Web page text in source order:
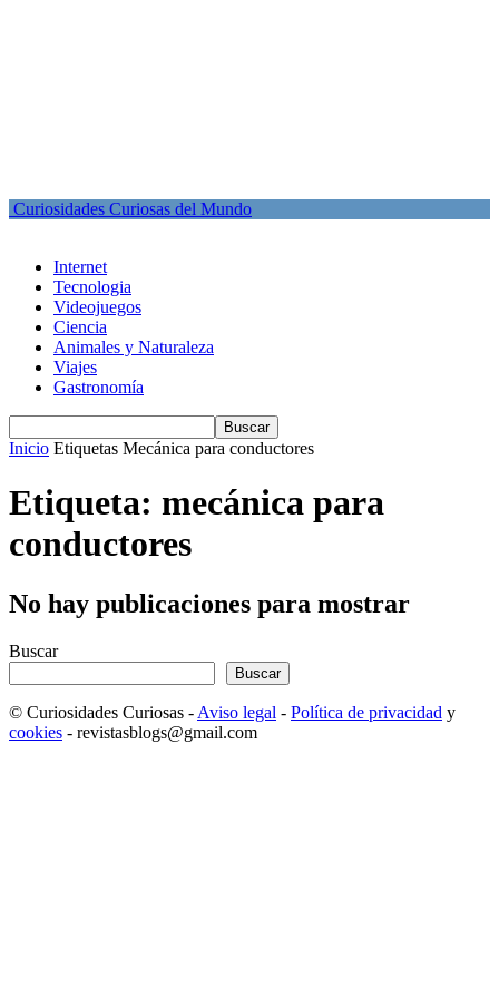
Curiosidades Curiosas del Mundo
Internet
Tecnologia
Videojuegos
Ciencia
Animales y Naturaleza
Viajes
Gastronomía
Inicio Etiquetas Mecánica para conductores
Etiqueta: mecánica para
conductores
No hay publicaciones para mostrar
Buscar
Buscar
© Curiosidades Curiosas - Aviso legal - Política de privacidad y
cookies - revistasblogs@gmail.com